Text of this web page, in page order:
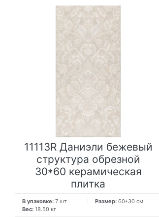
11113R Даниэли бежевый
структура обрезной
30*60 керамическая
плитка
В упаковке: 7 шт Размер:60*30 см
Вес: 18.50 кг